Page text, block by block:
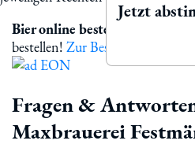
Jetzt
Bier online bestellen
bestellen! Zur Bestellung
Fragen &
Maxbrauerei